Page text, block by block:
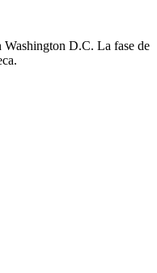
Washington D.C. La fase de